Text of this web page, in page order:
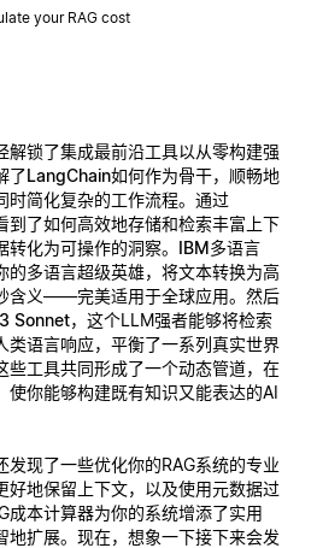
your RAG cost
解锁了集成最前沿工具以从零构建强
了LangChain如何作为骨干，顺畅地
时简化复杂的工作流程。通过
到了如何高效地存储和检索丰富上下
化为可操作的洞察。 IBM多语言
的多语言超级英雄，将文本转换为高
含义——完美适用于全球应用。然后
Sonnet，这个LLM强者能够将检索
类语言响应，平衡了一系列真实世界
些工具共同形成了一个动态管道，在
使你能够构建既有知识又能表达的AI
现了一些优化你的RAG系统的专业
好地保留上下文，以及使用元数据过
成本计算器为你的系统增添了实用
地扩展。现在，想象一下接下来会发